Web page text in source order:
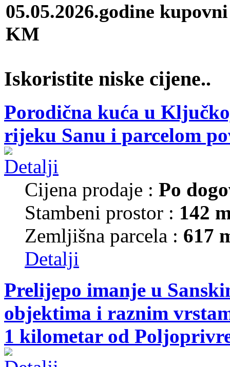
05.05.2026.godine
KM
Iskoristite niske cijene..
Porodična kuća u
rijeku Sanu i parcelom
Cijena prodaje : Po
Stambeni prostor : 142
Zemljišna parcela : 617
Detalji
Prelijepo imanje u
objektima i raznim
1 kilometar od